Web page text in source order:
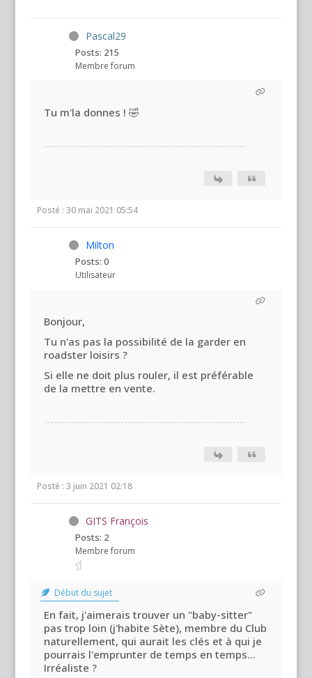
Pascal29
Posts: 215
Membre forum
Tu m'la donnes ! 🤣
Posté : 30 mai 2021 05:54
Milton
Posts: 0
Utilisateur
Bonjour,
Tu n'as pas la possibilité de la garder en
roadster loisirs ?
Si elle ne doit plus rouler, il est préférable
de la mettre en vente.
Posté : 3 juin 2021 02:18
GITS François
Posts: 2
Membre forum
Début du sujet
En fait, j'aimerais trouver un "baby-sitter"
pas trop loin (j'habite Sète), membre du Club
naturellement, qui aurait les clés et à qui je
pourrais l'emprunter de temps en temps...
Irréaliste ?